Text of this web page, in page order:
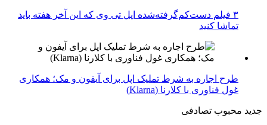
۳ فیلم دست‌کم‌گرفته‌شده اپل تی وی که این آخر هفته باید
تماشا کنید
طرح اجاره به شرط تملیک اپل برای آیفون و مک؛ همکاری
غول فناوری با کلارنا (Klarna)
جدید محبوب تصادفی